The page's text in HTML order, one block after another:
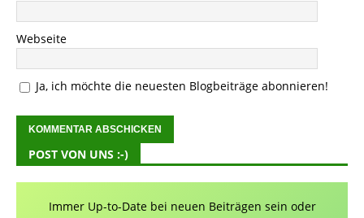
Webseite
Ja, ich möchte die neuesten Blogbeiträge abonnieren!
POST VON UNS :-)
Immer Up-to-Date bei neuen Beiträgen sein oder